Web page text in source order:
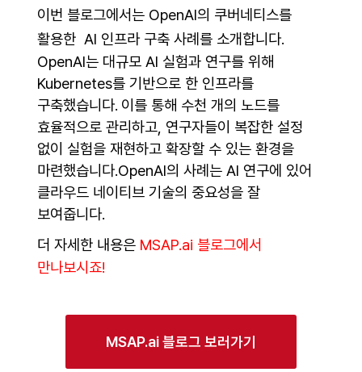
이번 블로그에서는 OpenAI의 쿠버네티스를
활용한 AI 인프라 구축 사례를 소개합니다.
OpenAI는 대규모 AI 실험과 연구를 위해
Kubernetes를 기반으로 한 인프라를
구축했습니다. 이를 통해 수천 개의 노드를
효율적으로 관리하고, 연구자들이 복잡한 설정
없이 실험을 재현하고 확장할 수 있는 환경을
마련했습니다.OpenAI의 사례는 AI 연구에 있어
클라우드 네이티브 기술의 중요성을 잘
보여줍니다.
더 자세한 내용은 MSAP.ai 블로그에서
만나보시죠!
MSAP.ai 블로그 보러가기